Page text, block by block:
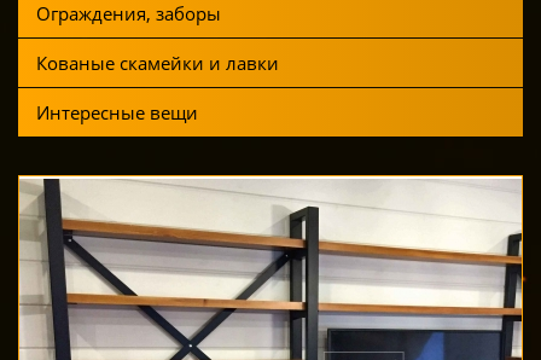
Ограждения, заборы
Кованые скамейки и лавки
Интересные вещи